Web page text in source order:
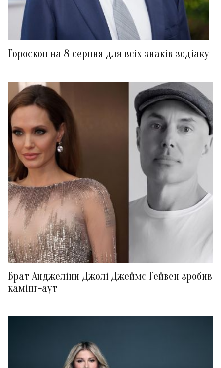
Гороскоп на 8 серпня для всіх знаків зодіаку
Брат Анджеліни Джолі Джеймс Гейвен зробив
камінг-аут